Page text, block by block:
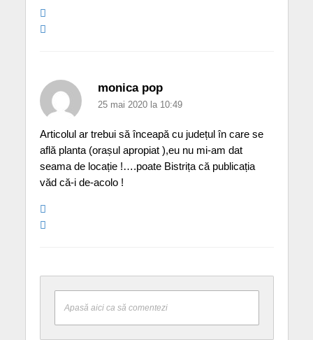
monica pop
25 mai 2020 la 10:49
Articolul ar trebui să înceapă cu județul în care se
află planta (orașul apropiat ),eu nu mi-am dat
seama de locație !….poate Bistrița că publicația
văd că-i de-acolo !
Apasă aici ca să comentezi